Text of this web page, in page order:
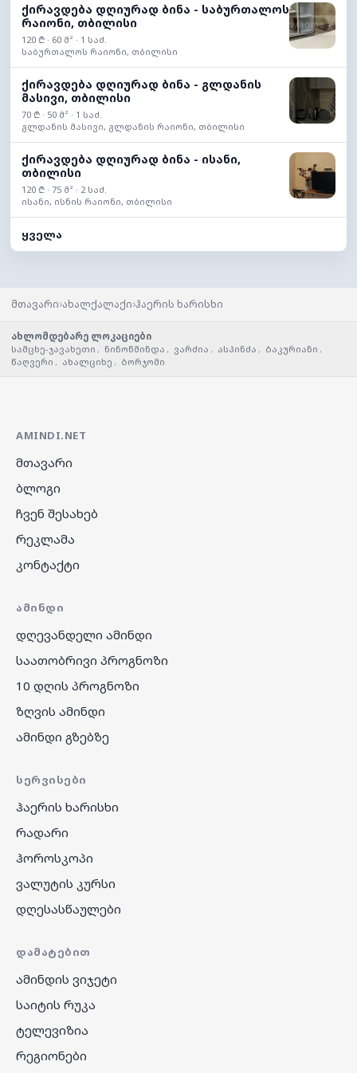
ქირავდება დღიურად ბინა - საბურთალოს
რაიონი, თბილისი
120 ₾ · 60 მ² · 1 საძ.
საბურთალოს რაიონი, თბილისი
ქირავდება დღიურად ბინა - გლდანის
მასივი, თბილისი
70 ₾ · 50 მ² · 1 საძ.
გლდანის მასივი, გლდანის რაიონი, თბილისი
ქირავდება დღიურად ბინა - ისანი,
თბილისი
120 ₾ · 75 მ² · 2 საძ.
ისანი, ისნის რაიონი, თბილისი
ყველა
მთავარი›ახალქალაქი›ჰაერის ხარისხი
ახლომდებარე ლოკაციები
სამცხე-ჯავახეთი , ნინოწმინდა , ვარძია , ასპინძა , ბაკურიანი ,
წაღვერი , ახალციხე , ბორჯომი
AMINDI.NET
მთავარი
ბლოგი
ჩვენ შესახებ
რეკლამა
კონტაქტი
ᲐᲛᲘᲜᲓᲘ
დღევანდელი ამინდი
საათობრივი პროგნოზი
10 დღის პროგნოზი
ზღვის ამინდი
ამინდი გზებზე
ᲡᲔᲠᲕᲘᲡᲔᲑᲘ
ჰაერის ხარისხი
რადარი
ჰოროსკოპი
ვალუტის კურსი
დღესასწაულები
ᲓᲐᲛᲐᲢᲔᲑᲘᲗ
ამინდის ვიჯეტი
საიტის რუკა
ტელევიზია
რეგიონები